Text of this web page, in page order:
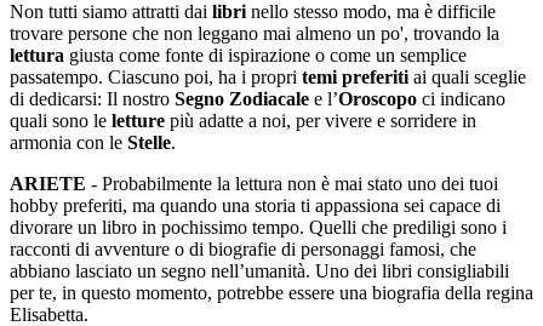
Non tutti siamo attratti dai libri nello stesso modo, ma è difficile
trovare persone che non leggano mai almeno un po', trovando la
lettura giusta come fonte di ispirazione o come un semplice
passatempo. Ciascuno poi, ha i propri temi preferiti ai quali sceglie
di dedicarsi: Il nostro Segno Zodiacale e l’Oroscopo ci indicano
quali sono le letture più adatte a noi, per vivere e sorridere in
armonia con le Stelle.
ARIETE - Probabilmente la lettura non è mai stato uno dei tuoi
hobby preferiti, ma quando una storia ti appassiona sei capace di
divorare un libro in pochissimo tempo. Quelli che prediligi sono i
racconti di avventure o di biografie di personaggi famosi, che
abbiano lasciato un segno nell’umanità. Uno dei libri consigliabili
per te, in questo momento, potrebbe essere una biografia della regina
Elisabetta.